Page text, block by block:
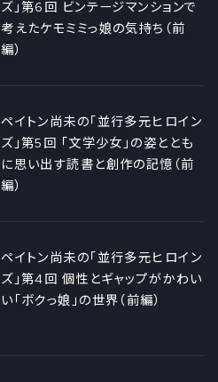
ズ」第6回 ビンテージマンションで
考えたケモミミっ娘の気持ち（前
編）
ペイトン尚未の「並行多元ヒロイン
ズ」第5回 「文学少女」の姿ととも
に思い出す読書と創作の記憶（前
編）
ペイトン尚未の「並行多元ヒロイン
ズ」第4回 個性とギャップがかわい
い「ボクっ娘」の世界（前編）